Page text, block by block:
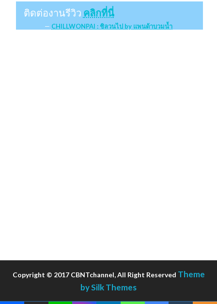
ติดต่องานรีวิว คลิกที่นี่
CHILLWONPAI : ชิลวนไป by แพนด้าบวมน้ำ
Copyright © 2017 CBNTchannel, All Right Reserved Theme
by Silk Themes